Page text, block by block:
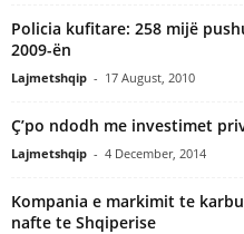
Policia kufitare: 258 mijë
2009-ën
Lajmetshqip - 17 August, 2010
Ç’po ndodh me investimet
Lajmetshqip - 4 December, 2014
Kompania e markimit te
nafte te Shqiperise